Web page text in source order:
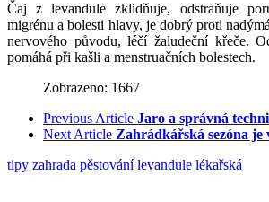
Čaj z levandule zklidňuje, odstraňuje
migrénu a bolesti hlavy, je dobrý proti
nervového původu, léčí žaludeční křeče.
pomáhá při kašli a menstruačních bolestech.
Zobrazeno: 1667
Previous Article Jaro a správná
Next Article Zahrádkářská sezóna je
tipy zahrada pěstovánílevandule lékařská